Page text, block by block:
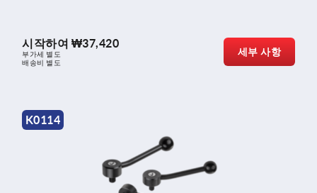
시작하여 ₩37,420
부가세 별도
배송비 별도
세부 사항
K0114